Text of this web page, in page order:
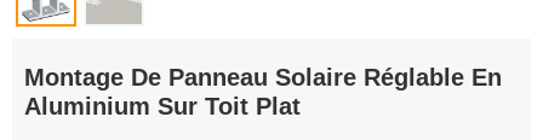
Montage De Panneau Solaire Réglable En
Aluminium Sur Toit Plat